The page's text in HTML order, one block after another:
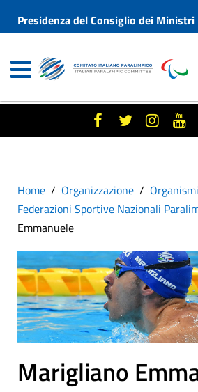
Presidenza del Consiglio dei Ministri
Home Organizzazione
Federazioni Sportive Nazionali
Emmanuele
Marigliano